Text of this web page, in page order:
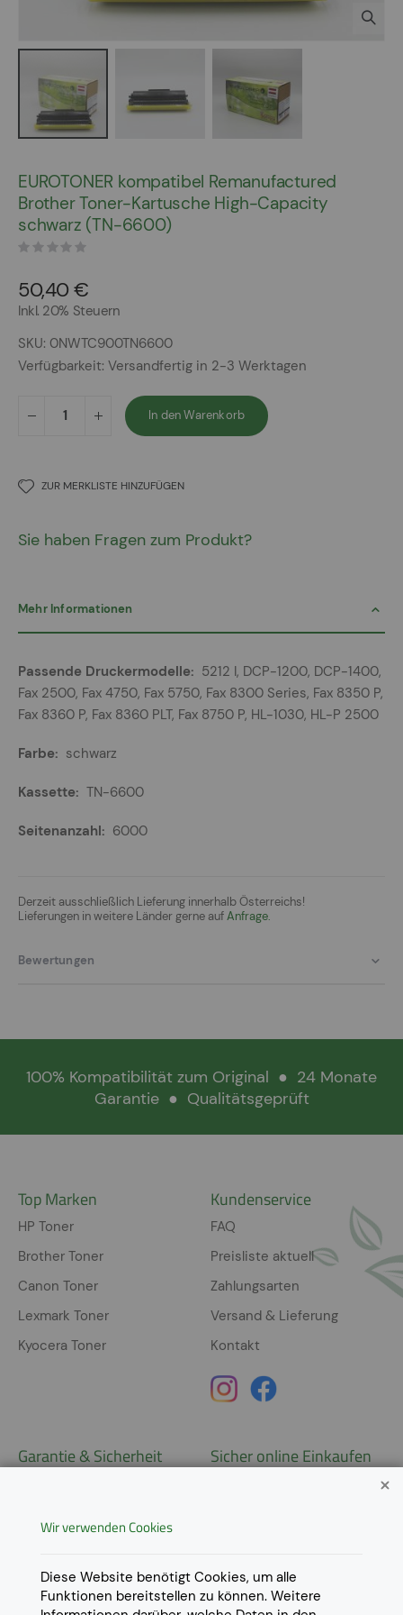
der
Bildergalerie
springen
EUROTONER kompatibel Remanufactured
Brother Toner-Kartusche High-Capacity
schwarz (TN-6600)
50,40 €
Inkl. 20% Steuern
SKU 0NWTC900TN6600
Verfügbarkeit: Versandfertig in 2-3 Werktagen
In den Warenkorb
ZUR MERKLISTE HINZUFÜGEN
Sie haben Fragen zum Produkt?
Mehr Informationen
Mehr
Informationen
5212 I, DCP-1200, DCP-1400,
Fax 2500, Fax 4750, Fax 5750, Fax 8300 Series, Fax 8350 P,
Fax 8360 P, Fax 8360 PLT, Fax 8750 P, HL-1030, HL-P 2500
schwarz
TN-6600
6000
Derzeit ausschließlich Lieferung innerhalb Österreichs!
Lieferungen in weitere Länder gerne aufAnfrage.
Bewertungen
100% Kompatibilität zum Original ● 24 Monate
Garantie ● Qualitätsgeprüft
Top Marken
HP Toner
Brother Toner
Canon Toner
Lexmark Toner
Kyocera Toner
Kundenservice
FAQ
Preisliste aktuell
Zahlungsarten
Versand & Lieferung
Kontakt
Garantie & Sicherheit
Datenschutz
Impressum
Sicher online Einkaufen
Lieferungen in weitere Länder
gerne aufAnfrage
Wir verwenden Cookies
Diese Website benötigt Cookies, um alle
Funktionen bereitstellen zu können. Weitere